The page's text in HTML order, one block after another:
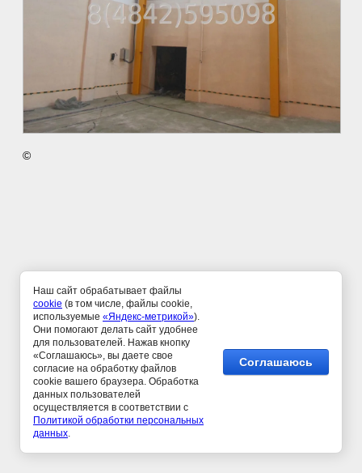
©
Наш сайт обрабатывает файлы
cookie (в том числе, файлы cookie,
используемые «Яндекс-метрикой»).
Они помогают делать сайт удобнее
для пользователей. Нажав кнопку
«Соглашаюсь», вы даете свое
согласие на обработку файлов
cookie вашего браузера. Обработка
данных пользователей
осуществляется в соответствии c
Политикой обработки персональных
данных.
Соглашаюсь